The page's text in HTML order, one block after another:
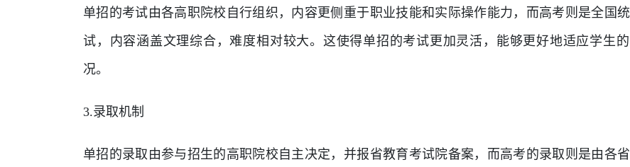
单招的考试由各高职院校自行组织，内容更侧重于职业技能和实际操作能力，而高考则是全国
试，内容涵盖文理综合，难度相对较大。这使得单招的考试更加灵活，能够更好地适应学生
况。
3.录取机制
单招的录取由参与招生的高职院校自主决定，并报省教育考试院备案，而高考的录取则是由各